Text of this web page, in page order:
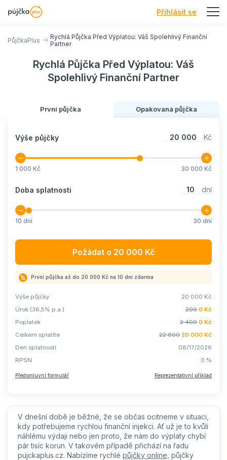
Přihlásit se
PůjčkaPlus
Rychlá Půjčka Před Výplatou: Váš Spolehlivý Finanční
Partner
Rychlá Půjčka Před Výplatou: Váš
Spolehlivý Finanční Partner
První půjčka Opakovaná půjčka
Výše půjčky 20 000 Kč
1 000 Kč 30 000 Kč
Doba splatnosti 10 dní
10 dní 30 dní
Požádat o 20 000 Kč
První půjčka až do 20 000 Kč na 10 dní zdarma
Výše půjčky 20 000 Kč
Úrok (36,5% p.a.)
200 0 Kč
Poplatek
2 400 0 Kč
Celkem splatíte
22 600 20 000 Kč
Den splatnosti
08/17/2026
RPSN
0 %
Předsmluvní formulář Reprezentativní příklad
V dnešní době je běžné, že se občas ocitneme v situaci,
kdy potřebujeme rychlou finanční injekci. Ať už je to kvůli
náhlému výdaji nebo jen proto, že nám do výplaty chybí
pár tisíc korun. V takovém případě přichází na řadu
pujckaplus.cz. Nabízíme rychlé půjčky online, půjčky